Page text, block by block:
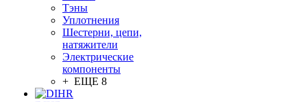
Тэны
Уплотнения
Шестерни, цепи,
натяжители
Электрические
компоненты
+ ЕЩЕ 8